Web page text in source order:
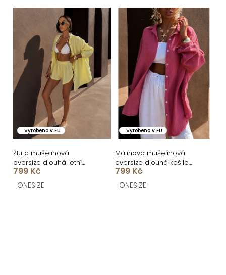
ů
Vyrobeno v EU
Žlutá mušelínová
oversize dlouhá letní
košile MEKATHY
799 Kč
ONESIZE
Vyrobeno v EU
Malinová mušelínová
oversize dlouhá košile
MEKATHY
799 Kč
ONESIZE